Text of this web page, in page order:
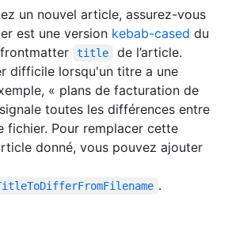
un nouvel article, assurez-vous
est une version kebab-cased du
title
de l’article.
difficile lorsqu'un titre a une
« plans de facturation de
toutes les différences entre
fichier. Pour remplacer cette
donné, vous pouvez ajouter
.